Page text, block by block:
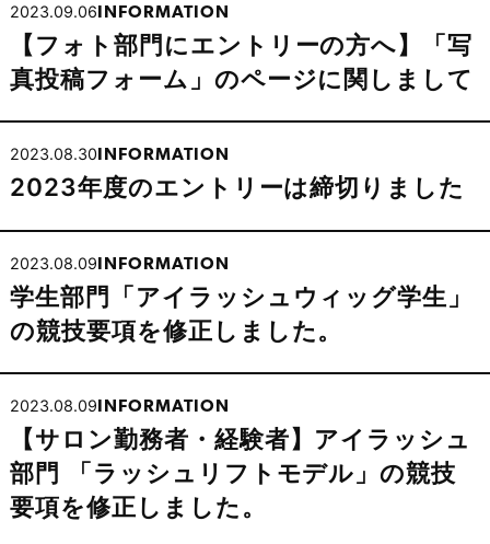
2023.09.06 INFORMATION
【フォト部門にエントリーの方へ】「写
真投稿フォーム」のページに関しまして
2023.08.30INFORMATION
2023年度のエントリーは締切りました
2023.08.09 INFORMATION
学生部門「アイラッシュウィッグ学生」
の競技要項を修正しました。
2023.08.09INFORMATION
【サロン勤務者・経験者】アイラッシュ
部門 「ラッシュリフトモデル」の競技
要項を修正しました。